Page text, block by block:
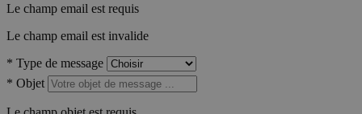
Le champ email est requis
Le champ email est invalide
* Type de message
* Objet